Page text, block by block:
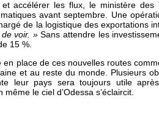
accélérer les flux, le ministère
avant septembre. Une
de la logistique des exportations
voir. »Sans attendre les
15 %.
en place de ces nouvelles routes
et au reste du monde. Plusieurs
leur pays sera toujours utile
le ciel d’Odessa s’éclaircit.